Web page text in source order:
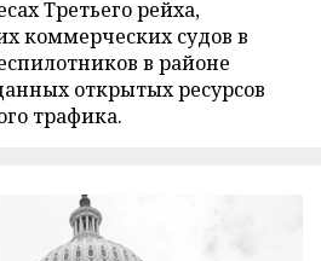
Третьего рейха,
коммерческих судов в
в районе
открытых ресурсов
трафика.